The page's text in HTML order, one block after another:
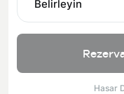
Belirleyin
Hasar